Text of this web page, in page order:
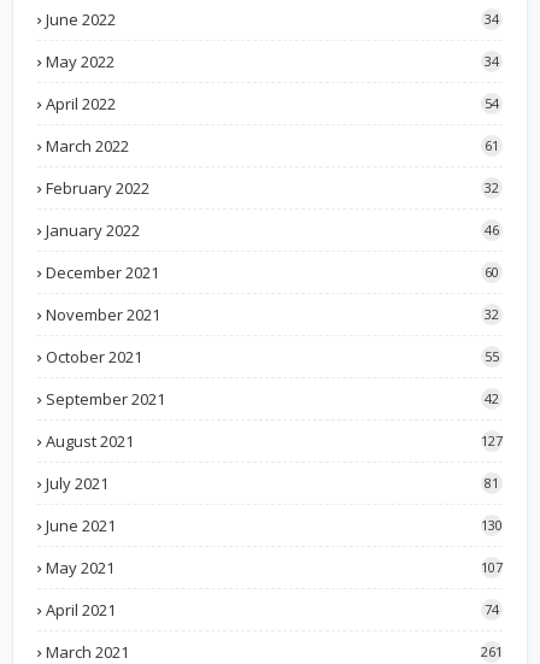
June 2022 34
May 2022 34
April 2022 54
March 2022 61
February 2022 32
January 2022 46
December 2021 60
November 2021 32
October 2021 55
September 2021 42
August 2021 127
July 2021 81
June 2021 130
May 2021 107
April 2021 74
March 2021 261